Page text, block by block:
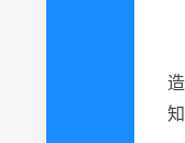
知